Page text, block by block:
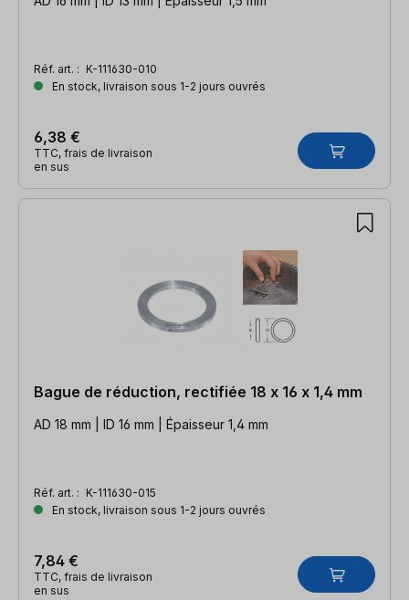
Réf. art. : K-111630-010
En stock, livraison sous 1-2 jours ouvrés
6,38 €
TTC, frais de livraison
en sus
Bague de réduction, rectifiée 18 x 16 x 1,4 mm
AD 18 mm | ID 16 mm | Épaisseur 1,4 mm
Réf. art. : K-111630-015
En stock, livraison sous 1-2 jours ouvrés
7,84 €
TTC, frais de livraison
en sus